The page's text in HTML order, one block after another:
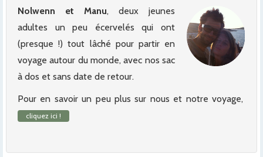
Nolwenn et Manu, deux jeunes
adultes un peu écervelés qui ont
(presque !) tout lâché pour partir en
voyage autour du monde, avec nos sac
à dos et sans date de retour.
Pour en savoir un peu plus sur nous et notre voyage,
cliquez ici !